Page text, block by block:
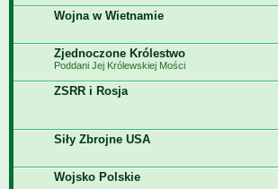
Wojna w Wietnamie
Zjednoczone Królestwo
Poddani Jej Królewskiej Mości
ZSRR i Rosja
Siły Zbrojne USA
Wojsko Polskie